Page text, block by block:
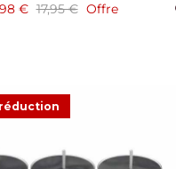
€ 17,95 € Offre
à réchaud au CBD PULSE
+ neroli. les 12
€
13,95 €